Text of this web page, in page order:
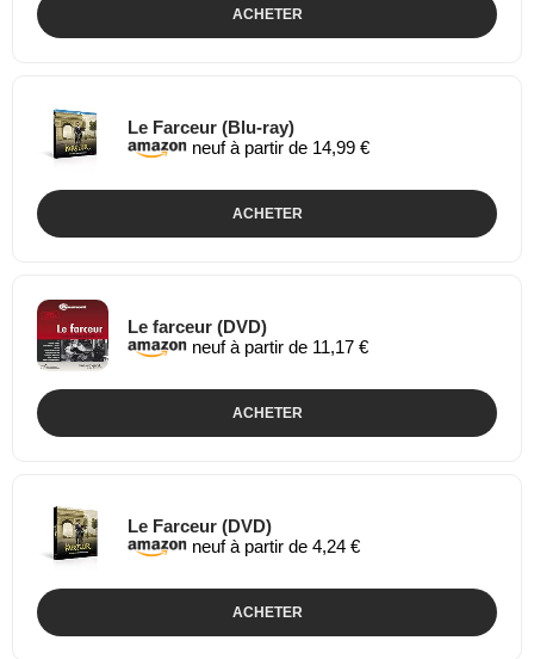
ACHETER
Le Farceur (Blu-ray)
neuf à partir de 14,99 €
ACHETER
Le farceur (DVD)
neuf à partir de 11,17 €
ACHETER
Le Farceur (DVD)
neuf à partir de 4,24 €
ACHETER